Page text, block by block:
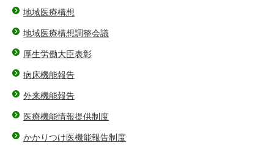
地域医療構想
地域医療構想調整会議
厚生労働大臣表彰
病床機能報告
外来機能報告
医療機能情報提供制度
かかりつけ医機能報告制度